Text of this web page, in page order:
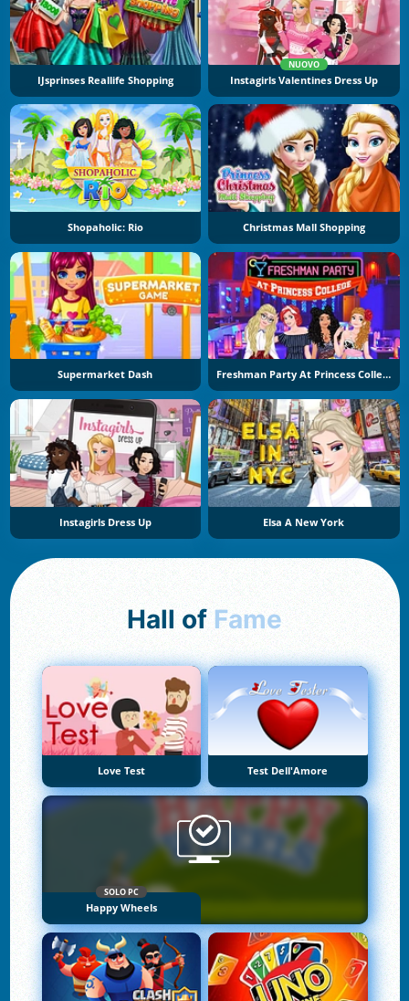
IJsprinses Reallife Shopping
NUOVO
Instagirls Valentines Dress Up
Shopaholic: Rio Christmas Mall Shopping
Supermarket Dash Freshman Party At Princess College
Instagirls Dress Up Elsa A New York
Hall of Fame
Love Test Test Dell'Amore
SOLO PC
Happy Wheels